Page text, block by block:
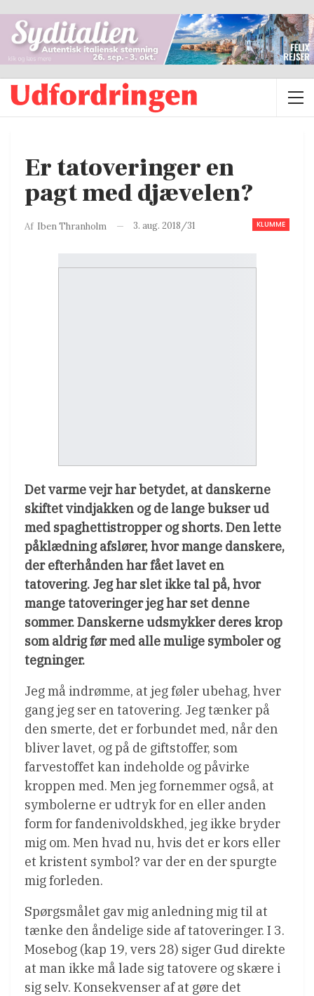
Er tatoveringer en
pagt med djævelen?
KLUMME
Af Iben Thranholm 3. aug. 2018/31
Det varme vejr har betydet, at danskerne
skiftet vindjakken og de lange bukser ud
med spaghettistropper og shorts. Den lette
påklædning afslører, hvor mange danskere,
der efterhånden har fået lavet en
tatovering. Jeg har slet ikke tal på, hvor
mange tatoveringer jeg har set denne
sommer. Danskerne udsmykker deres krop
som aldrig før med alle mulige symboler og
tegninger.
Jeg må indrømme, at jeg føler ubehag, hver
gang jeg ser en tatovering. Jeg tænker på
den smerte, det er forbundet med, når den
bliver lavet, og på de giftstoffer, som
farvestoffet kan indeholde og påvirke
kroppen med. Men jeg fornemmer også, at
symbolerne er udtryk for en eller anden
form for fandenivoldskhed, jeg ikke bryder
mig om. Men hvad nu, hvis det er kors eller
et kristent symbol? var der en der spurgte
mig forleden.
Spørgsmålet gav mig anledning mig til at
tænke den åndelige side af tatoveringer. I 3.
Mosebog (kap 19, vers 28) siger Gud direkte
at man ikke må lade sig tatovere og skære i
sig selv. Konsekvenser af at gøre det